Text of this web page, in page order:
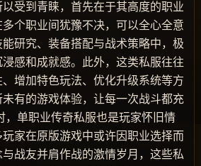
受到青睐，首先在于其高度的职业
个职业间犹豫不决，可以全心全意
研究、装备搭配与战术策略中，极
感和成就感。此外，这类私服往往
增加特色玩法、优化升级系统等方
有的游戏体验，让每一次战斗都充
，单职业传奇私服也是玩家怀旧情
家在原版游戏中或许因职业选择而
战友并肩作战的激情岁月，这些私